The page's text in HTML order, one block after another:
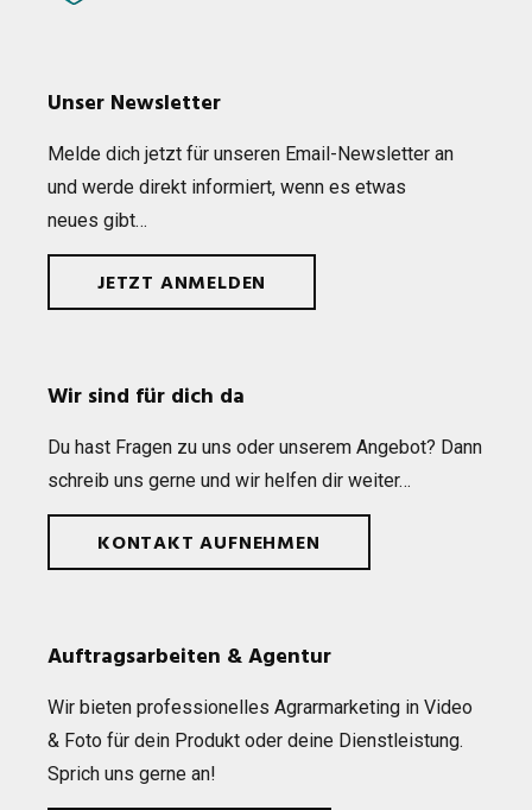
Unser Newsletter
Melde dich jetzt für unse­ren Email-News­let­ter an
und werde direkt infor­miert, wenn es etwas
neues gibt…
JETZT ANMELDEN
Wir sind für dich da
Du hast Fra­gen zu uns oder unse­rem Ange­bot? Dann
schreib uns gerne und wir hel­fen dir weiter…
KONTAKT AUFNEHMEN
Auftragsarbeiten & Agentur
Wir bie­ten pro­fes­sio­nel­les Agrar­mar­ke­ting in Video
& Foto für dein Pro­dukt oder deine Dienst­leis­tung.
Sprich uns gerne an!